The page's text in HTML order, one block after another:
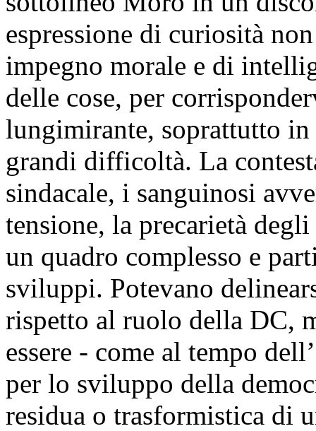
espressione di curiosità
impegno morale e di
delle cose, per
lungimirante, soprattutto
grandi difficoltà. La
sindacale, i sanguinosi
tensione, la precarietà
un quadro complesso e
sviluppi. Potevano
rispetto al ruolo della DC,
essere - come al tempo
per lo sviluppo della
residua o trasformistica di